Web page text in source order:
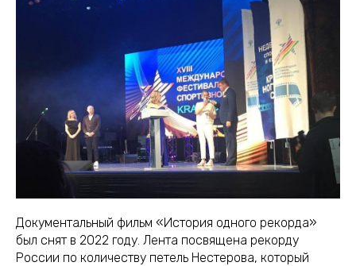
Документальный фильм «История одного рекорда»
был снят в 2022 году. Лента посвящена рекорду
России по количеству петель Нестерова, который